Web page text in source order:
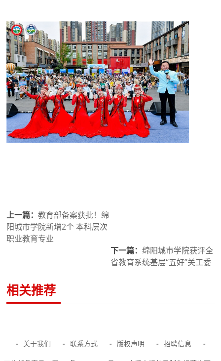
上一篇：教育部备案获批！绵
阳城市学院新增2个 本科层次
职业教育专业
下一篇： 绵阳城市学院获评全
省教育系统基层“五好”关工委
相关推荐
- 关于我们 - 联系方式 - 版权声明 - 招聘信息 -